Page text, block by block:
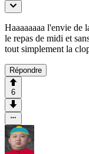
Haaaaaaaa l'envie de
le repas de midi et
tout simplement la
Répondre
6